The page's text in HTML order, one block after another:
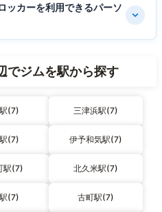
ッカーを利用できるパーソ
でジムを駅から探す
(7) 三津浜駅(7)
(7) 伊予和気駅(7)
駅(7) 北久米駅(7)
(7) 古町駅(7)